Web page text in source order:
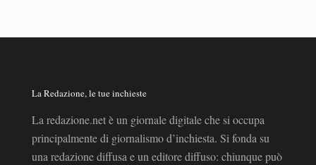
La Redazione, le tue inchieste
La redazione.net è un giornale digitale che si occupa
principalmente di giornalismo d’inchiesta. Si fonda su
una redazione diffusa e un editore diffuso: chiunque può